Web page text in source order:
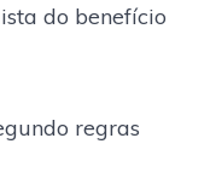
do benefício
regras